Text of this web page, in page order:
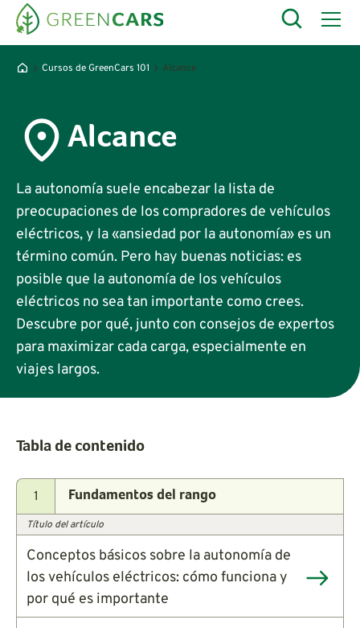
Cursos de GreenCars 101 Alcance
Alcance
La autonomía suele encabezar la lista de
preocupaciones de los compradores de vehículos
eléctricos, y la «ansiedad por la autonomía» es un
término común. Pero hay buenas noticias: es
posible que la autonomía de los vehículos
eléctricos no sea tan importante como crees.
Descubre por qué, junto con consejos de expertos
para maximizar cada carga, especialmente en
viajes largos.
Tabla de contenido
1 Fundamentos del rango
Título del artículo
Conceptos básicos sobre la autonomía de
los vehículos eléctricos: cómo funciona y
por qué es importante